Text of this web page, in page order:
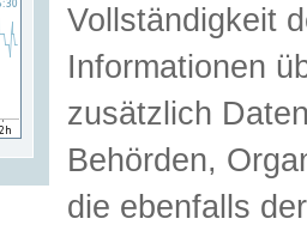
Vollständigkeit
Informationen
zusätzlich
Behörden,
die ebenfalls